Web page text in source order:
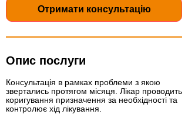
Отримати консультацію
Опис послуги
Консультація в рамках проблеми з якою
звертались протягом місяця. Лікар проводить
коригування призначення за необхідності та
контролює хід лікування.